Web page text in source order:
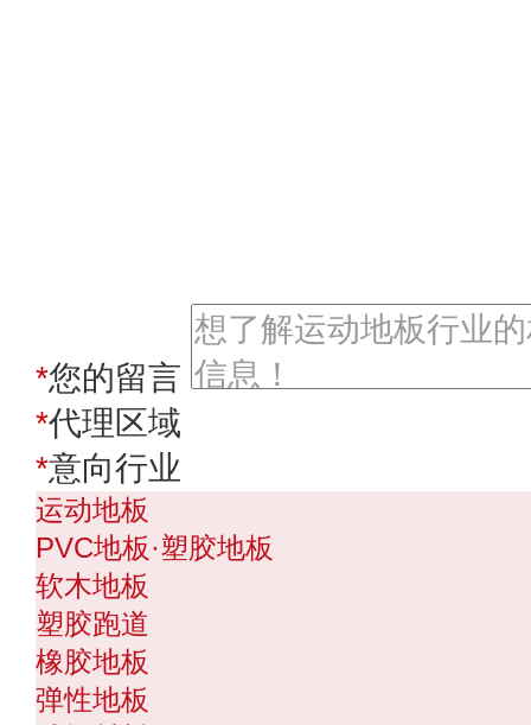
*您的留言
*代理区域
*意向行业
运动地板
PVC地板·塑胶地板
软木地板
塑胶跑道
橡胶地板
弹性地板